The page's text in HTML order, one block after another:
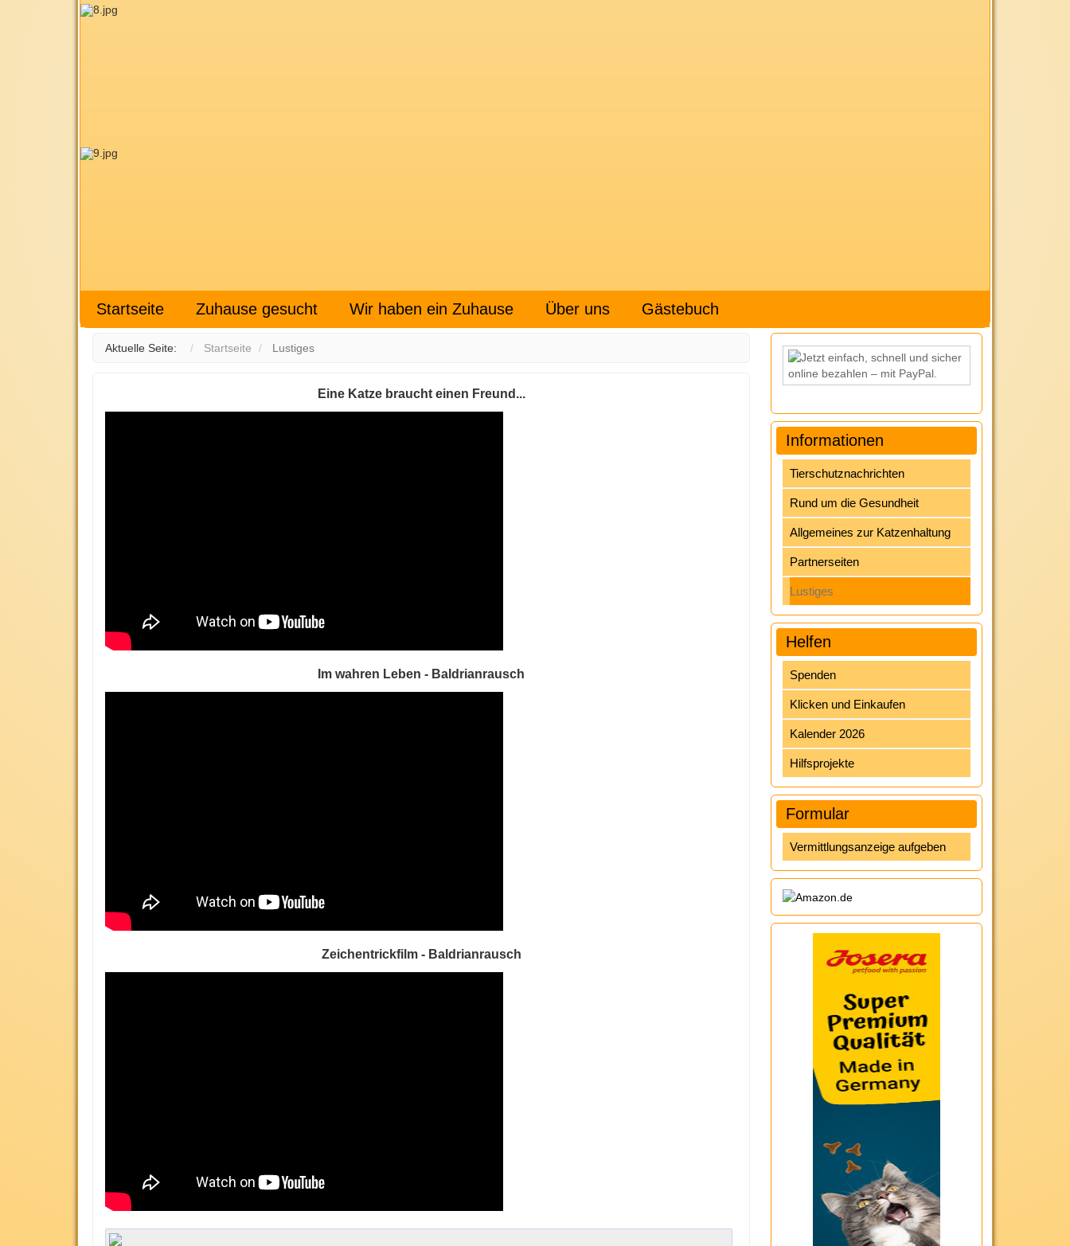
Startseite Zuhause gesucht Wir haben ein Zuhause Über uns Gästebuch
Aktuelle Seite: Startseite Lustiges
Eine Katze braucht einen Freund...
Im wahren Leben - Baldrianrausch
Zeichentrickfilm - Baldrianrausch
Informationen
Tierschutznachrichten
Rund um die Gesundheit
Allgemeines zur Katzenhaltung
Partnerseiten
Lustiges
Helfen
Spenden
Klicken und Einkaufen
Kalender 2026
Hilfsprojekte
Formular
Vermittlungsanzeige aufgeben